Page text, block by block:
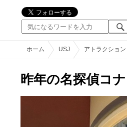
ホーム USJ アトラクション
昨年の名探偵コ